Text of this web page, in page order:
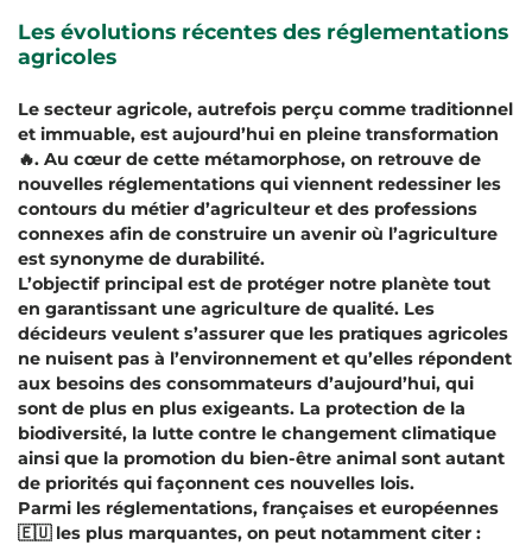
Les évolutions récentes des réglementations
agricoles
Le secteur agricole, autrefois perçu comme traditionnel
et immuable, est aujourd’hui en pleine transformation
🔥. Au cœur de cette métamorphose, on retrouve de
nouvelles réglementations qui viennent redessiner les
contours du métier d’agriculteur et des professions
connexes afin de construire un avenir où l’agriculture
est synonyme de durabilité.
L’objectif principal est de protéger notre planète tout
en garantissant une agriculture de qualité. Les
décideurs veulent s’assurer que les pratiques agricoles
ne nuisent pas à l’environnement et qu’elles répondent
aux besoins des consommateurs d’aujourd’hui, qui
sont de plus en plus exigeants. La protection de la
biodiversité, la lutte contre le changement climatique
ainsi que la promotion du bien-être animal sont autant
de priorités qui façonnent ces nouvelles lois.
Parmi les réglementations, françaises et européennes
🇪🇺 les plus marquantes, on peut notamment citer :